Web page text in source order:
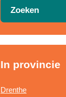
Zoeken
In provincie
Drenthe